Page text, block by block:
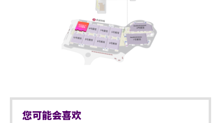
您可能会喜欢